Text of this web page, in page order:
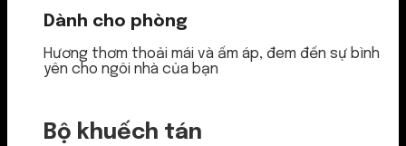
Dành cho phòng
Hương thơm thoải mái và ấm áp, đem đến sự bình
yên cho ngôi nhà của bạn
Bộ khuếch tán